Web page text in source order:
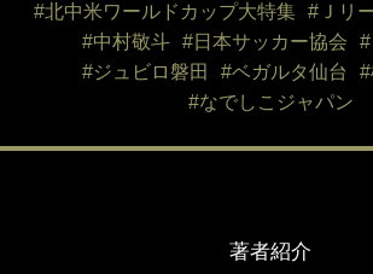
#北中米ワールドカップ大特集 #Ｊリ
#中村敬斗
#日本サッカー協会
#ジュビロ磐田
#ベガルタ仙台
#なでしこジャパン
著者紹介